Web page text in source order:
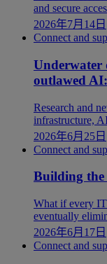
and secure
2026年7月14日
Connect and
Underwater
outlawed
Research and
infrastructure,
2026年6月25日
Connect and
Building the
What if every
eventually
2026年6月17日
Connect and